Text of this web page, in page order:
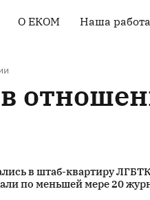
О EКOM
Контакты
Наша работа
Loves
в штаб-квартиру
по меньшей мере 20